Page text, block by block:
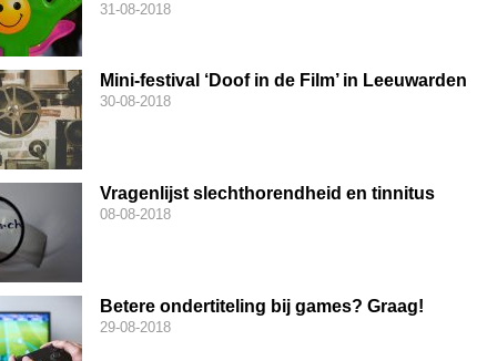
31-08-2018
Mini-festival ‘Doof in de Film’ in Leeuwarden
30-08-2018
Vragenlijst slechthorendheid en tinnitus
08-08-2018
Betere ondertiteling bij games? Graag!
29-08-2018